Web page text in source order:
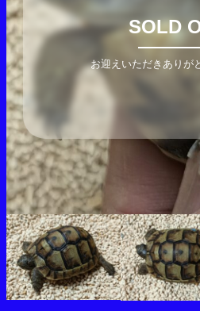
SOLD
お迎えいただきありが